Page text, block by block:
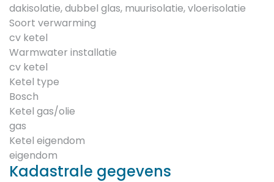
dakisolatie, dubbel glas, muurisolatie, vloerisolatie
Soort verwarming
cv ketel
Warmwater installatie
cv ketel
Ketel type
Bosch
Ketel gas/olie
gas
Ketel eigendom
eigendom
Kadastrale gegevens